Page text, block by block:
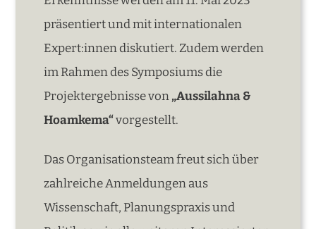
präsentiert und mit internationalen
Expert:innen diskutiert. Zudem werden
im Rahmen des Symposiums die
Projektergebnisse von„Aussilahna &
Hoamkema“vorgestellt.
Das Organisationsteam freut sich über
zahlreiche Anmeldungen aus
Wissenschaft, Planungspraxis und